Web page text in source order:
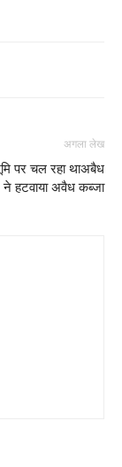
अगला लेख
पर चल रहा थाअबैध
हटवाया अवैध कब्जा